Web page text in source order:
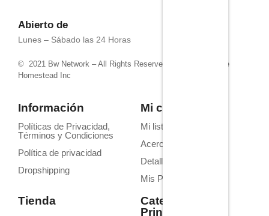
Abierto de
Lunes – Sábado las 24 Horas
© 2021 Bw Network – All Rights Reserved. Powered by 4life
Homestead Inc
Información
Políticas de Privacidad,
Términos y Condiciones
Política de privacidad
Dropshipping
Mi cuenta
Mi lista de deseos
Acerca de Nosotros
Detalles de la cuenta
Mis Pedidos
Tienda
Categorías
Principales